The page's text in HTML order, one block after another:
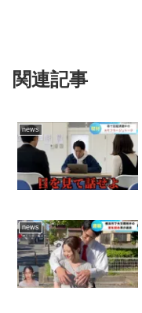
関連記事
news
news